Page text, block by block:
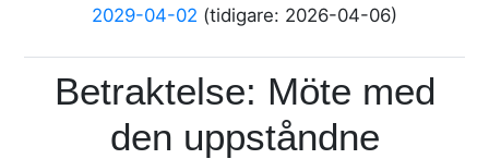
2029-04-02 (tidigare: 2026-04-06)
Betraktelse: Möte med
den uppståndne